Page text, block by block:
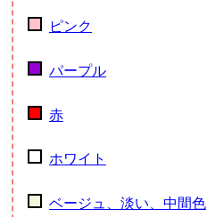
ピンク
パープル
赤
ホワイト
ベージュ、淡い、中間色